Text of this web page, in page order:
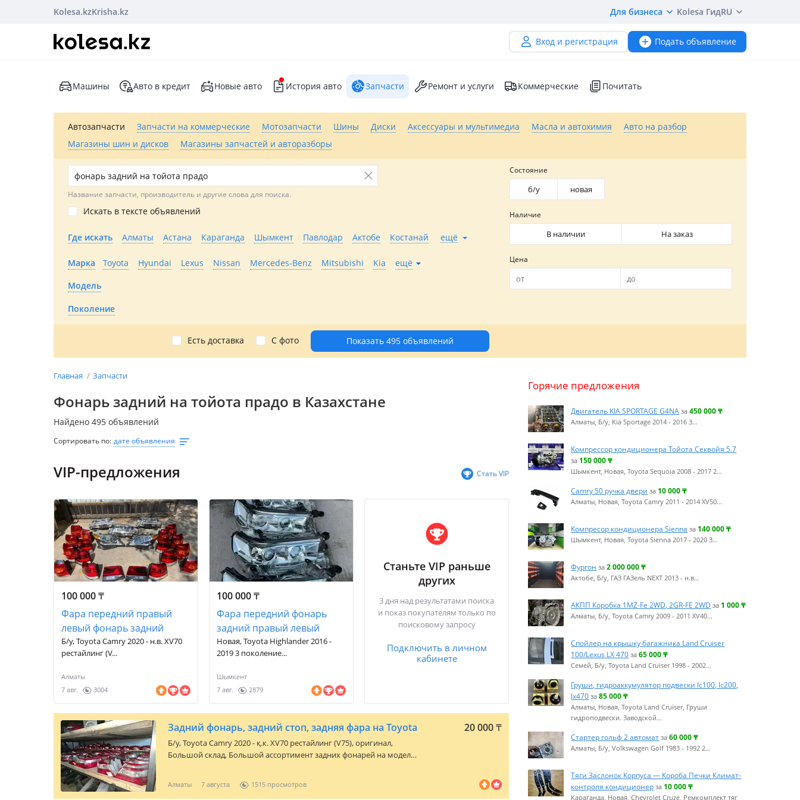
Kolesa.kzKrisha.kz Для бизнеса Kolesa ГидRU
Вход и регистрация Подать объявление
Машины Авто в кредит Новые авто История авто Запчасти Ремонт и услуги Коммерческие Почитать
Автозапчасти Запчасти на коммерческие Мотозапчасти Шины Диски Аксессуары и мультимедиа Масла и автохимия
Авто на разбор
Магазины шин и дисков
Магазины запчастей и авторазборы
Название запчасти, производитель и другие слова для поиска.
Искать в тексте объявлений
Где искать Алматы Астана Караганда Шымкент Павлодар Актобе Костанай ещё
Марка Toyota Hyundai Lexus Nissan Mercedes-Benz Mitsubishi Kia ещё
Модель
Поколение
Состояние
б/y новая
Наличие
В наличии На заказ
Цена
Показать 495 объявлений
Есть доставка С фото
Главная Запчасти
Фонарь задний на тойота прадо в Казахстане
Найдено 495 объявлений
Сортировать по: дате объявления
VIP-предложения Стать VIP
100 000₸
Фара передний правый
левый фонарь задний
Б/у, Toyota Camry 2020 - н.в. XV70
рестайлинг (V...
Алматы
7 авг.
3004
100 000₸
Фара передний фонарь
задний правый левый
Новая, Toyota Highlander 2016 -
2019 3 поколение...
Шымкент
7 авг.
2879
Станьте VIP раньше
других
3 дня над результатами поиска
и показ покупателям только по
поисковому запросу
Подключить в личном
кабинете
Задний фонарь, задний стоп, задняя фара на Toyota 20 000₸
Б/y,Toyota Camry 2020 - қ.к. XV70 рестайлинг (V75), оригинал,
Большой склад, Большой ассортимент задних фонарей на модели
ОБНОВЛЯЕТСЯ. НОВЫЕ ЗАВОЗЫ! Организуем доставку до любого
Алматы 7 августа 1515
Горячие предложения
Двигатель KIA SPORTAGE G4NA за450 000₸
Алматы, Б/у, Kia Sportage 2014 - 2016 3…
Компрессор кондиционера Тойота Секвойя 5.7
за 150 000₸
Шымкент, Новая, Toyota Sequoia 2008 - 2017 2…
Camry 50 ручка двери за 10 000₸
Алматы, Новая, Toyota Camry 2011 - 2014 XV50…
Компресор кондиционера Sienna за 140 000₸
Шымкент, Новая, Toyota Sienna 2017 - 2020 3…
Фургон за2 000 000₸
Актобе, Б/у, ГАЗ ГАЗель NEXT 2013 - н.в…
АКПП Коробка 1MZ-Fe 2WD, 2GR-FE 2WD за 1 000₸
Алматы, Б/у, Toyota Camry 2009 - 2011 XV40…
Спойлер на крышку багажника Land Cruiser
100/Lexus LX 470 за65 000₸
Семей, Б/у, Toyota Land Cruiser 1998 - 2002…
Груши, гидроаккумулятор подвески lc100, lc200,
lx470 за85 000₸
Алматы, Новая, Toyota Land Cruiser, Груши
гидроподвески. Заводской…
Стартер гольф 2 автомат за60 000₸
Алматы, Б/у, Volkswagen Golf 1983 - 1992 2…
Тяги Заслонок Корпуса — Короба Печки Климат-
контроля кондиционер за 10 000₸
Караганда, Новая, Chevrolet Cruze, Ремкомплект тяг